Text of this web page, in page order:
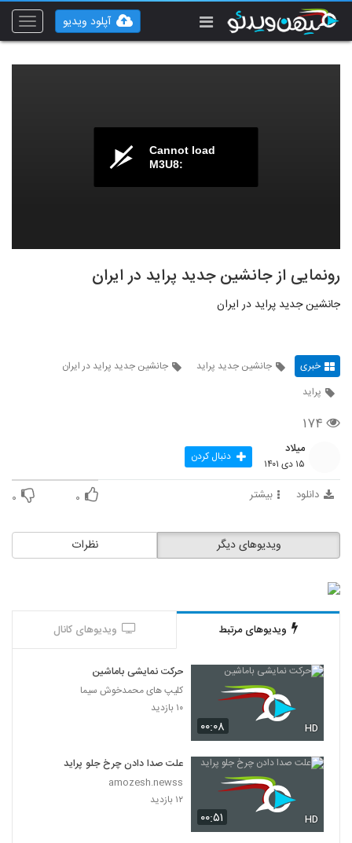
Toggle
آپلود ویدیو
Cannot load
M3U8:
رونمایی از جانشین جدید پراید در ایران
جانشین جدید پراید در ایران
خبری جانشین جدید پراید
جانشین جدید پراید در ایران
پراید
۱۷۴
میلاد
۱۵ دی ۱۴۰۱ دنبال کردن
دانلود بیشتر ۰ ۰
نظرات ویدیوهای دیگر
ویدیوهای مرتبط ویدیوهای کانال
۰۰:۰۸ HD
حرکت نمایشی باماشین
کلیپ های محمدخوش سیما
۱۰ بازدید
۰۰:۵۱ HD
علت صدا دادن چرخ جلو پراید
amozesh.newss
۱۲ بازدید